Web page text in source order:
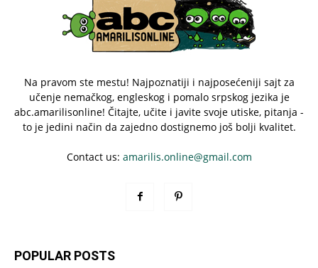
Na pravom ste mestu! Najpoznatiji i najposećeniji sajt za
učenje nemačkog, engleskog i pomalo srpskog jezika je
abc.amarilisonline! Čitajte, učite i javite svoje utiske, pitanja -
to je jedini način da zajedno dostignemo još bolji kvalitet.
Contact us: amarilis.online@gmail.com
POPULAR POSTS